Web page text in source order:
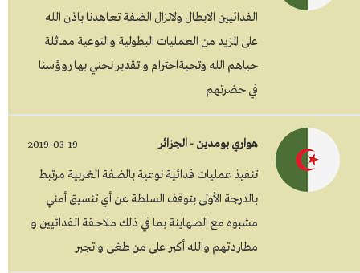
الفدائيين الابطال ولاتزال الضفة تعاهدنا باذن الله
على المزيد من العمليات البطولية والنوعية مماثلة
حياهم الله وتحيةاحترام و تقدير نحني بها روؤسنا
في حضرتهم
هواري بومدين - الجزائر 2019-03-19
تنفيذ عمليات فدائية نوعية بالضفة الغربية مرتبط
بالدرجة الأولى بتوقف السلطة عن أي تنسيق أمني
مشبوه مع الصهاينة بما في ذلك ملاحقة الفدائيين و
مطاردتهم والله أكبر على من طغى و تجبر